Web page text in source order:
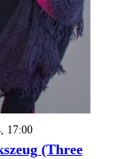
17:00
(Three